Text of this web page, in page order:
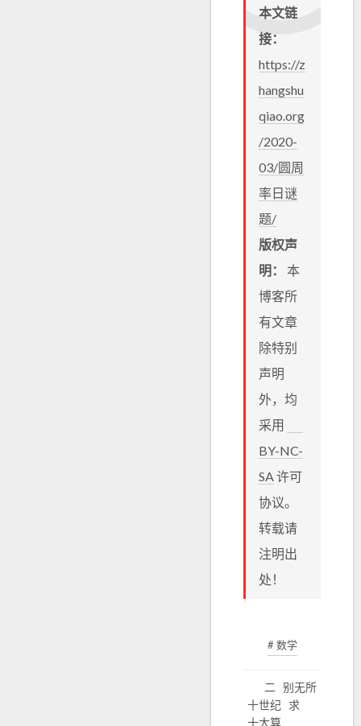
本文链
接：
https://z
hangshu
qiao.org
/2020-
03/圆周
率日谜
题/
版权声
明： 本
博客所
有文章
除特别
声明
外，均
采用
BY-NC-
SA许可
协议。
转载请
注明出
处！
# 数学
二
十世纪
十大算
别无所
求